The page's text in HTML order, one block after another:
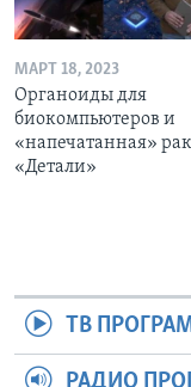
МАРТ 18, 2023
Органоиды для
биокомпьютеров и
«напечатанная»
«Детали»
ТВ